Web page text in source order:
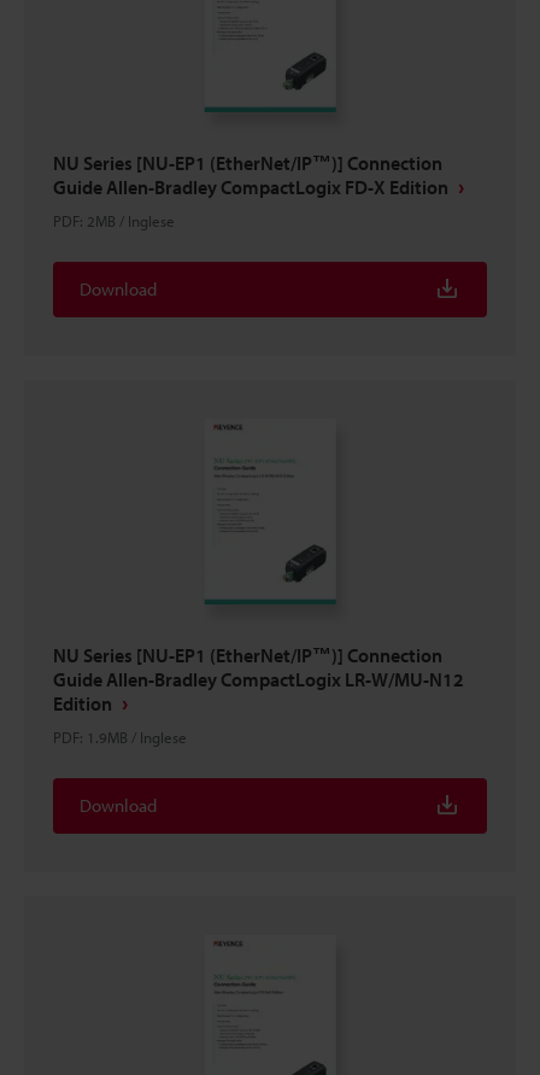
NU Series [NU-EP1 (EtherNet/IP™)] Connection
Guide Allen-Bradley CompactLogix FD-X Edition
PDF: 2MB / Inglese
Download
NU Series [NU-EP1 (EtherNet/IP™)] Connection
Guide Allen-Bradley CompactLogix LR-W/MU-N12
Edition
PDF: 1.9MB / Inglese
Download